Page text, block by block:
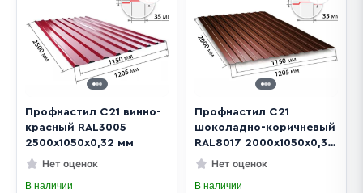
В наличии
Профнастил С21 винно-
красный RAL3005
2500х1050х0,32 мм
Нет оценок
В наличии
Профнастил С21
шоколадно-коричневый
RAL8017 2000х1050х0,32
мм
Нет оценок